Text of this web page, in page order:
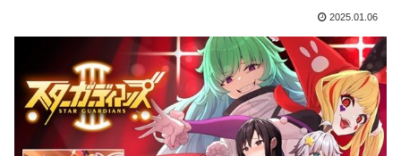
2025.01.06